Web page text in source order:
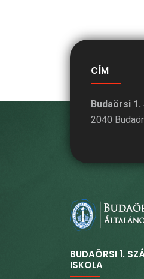
CÍM
Budaörsi
2040
BUDAÖRSI 1.
ISKOLA